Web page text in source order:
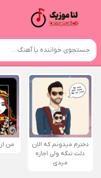
دخترم میدونم که الان
دلت تنگه ولی اجازه
میدی
من